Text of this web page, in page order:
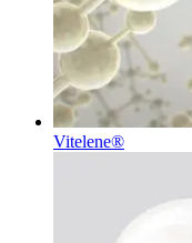
Contacto
Vitelene®